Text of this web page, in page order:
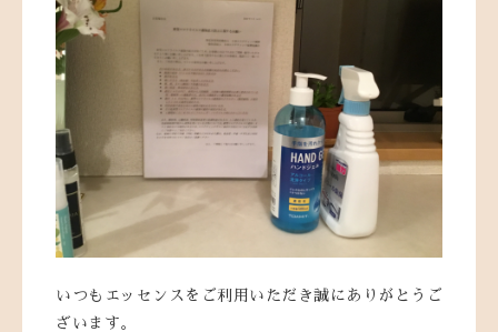
いつもエッセンスをご利用いただき誠にありがとうご
ざいます。